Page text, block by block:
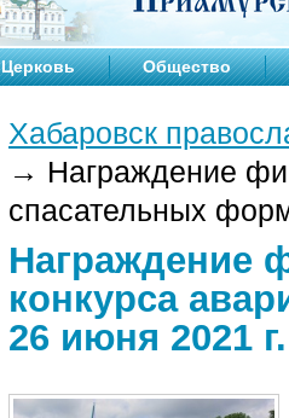
Церковь Общество
Хабаровск
→ Награждение
спасательных
Награждение
конкурса
26 июня 2021 г.